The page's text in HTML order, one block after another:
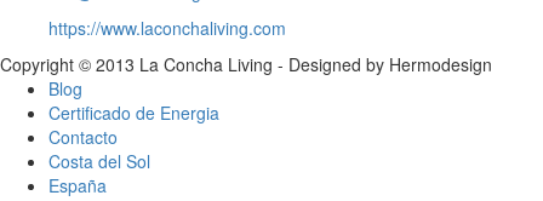
https://www.laconchaliving.com
Copyright © 2013 La Concha Living - Designed by Hermodesign
Blog
Certificado de Energia
Contacto
Costa del Sol
España